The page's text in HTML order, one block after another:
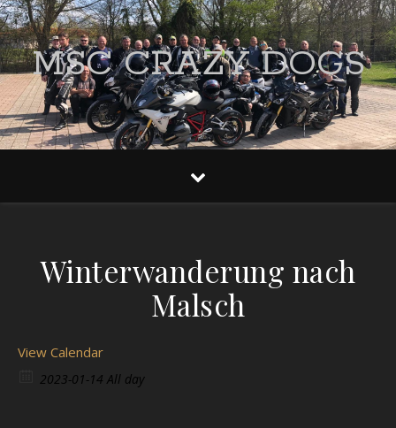
MSC CRAZY DOGS
Winterwanderung nach
Malsch
View Calendar
2023-01-14 All day